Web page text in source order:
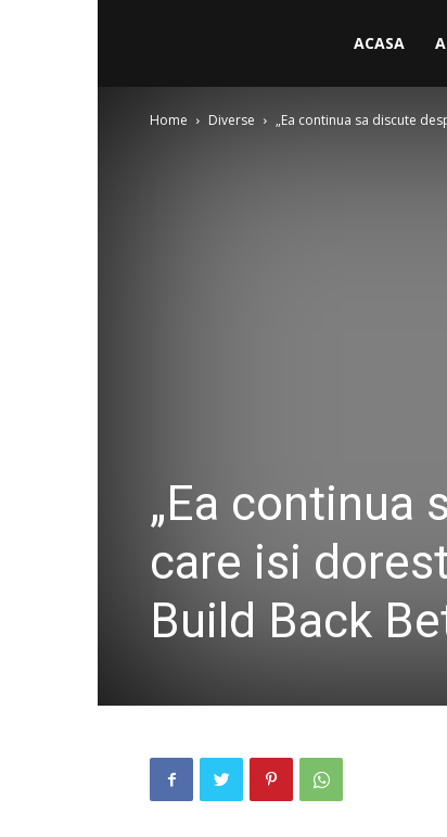
ACASA
Home Diverse „Ea continua sa discute
„Ea continua
care isi
Build Back